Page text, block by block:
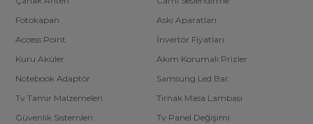
Fotokapan
Askı Aparatları
Access Point
İnvertör Fiyatları
Kuru Aküler
Akım Korumalı Prizler
Notebook Adaptör
Samsung Led Bar
Tv Tamir Malzemeleri
Tırnak Masa Lambası
Güvenlik Sistemleri
Tv Panel Değişimi